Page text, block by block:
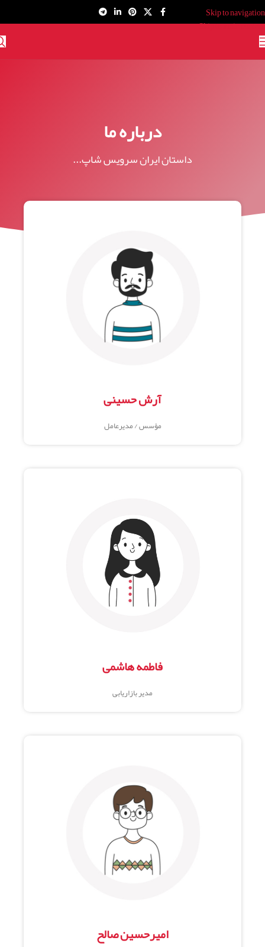
Skip to navigation
Skip to main content
درباره ما
داستان ایران سرویس شاپ...
آرش حسینی
مؤسس / مدیرعامل
فاطمه هاشمی
مدیر بازاریابی
امیرحسین صالح